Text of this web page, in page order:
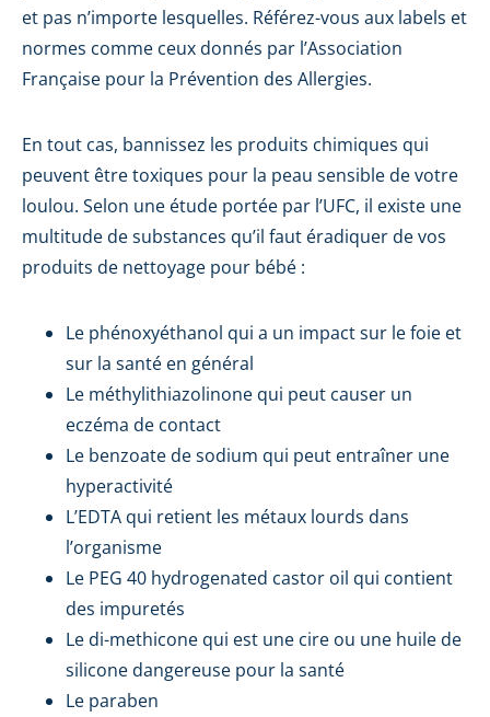
et pas n’importe lesquelles. Référez-vous aux labels et
normes comme ceux donnés par l’Association
Française pour la Prévention des Allergies.
En tout cas, bannissez les produits chimiques qui
peuvent être toxiques pour la peau sensible de votre
loulou. Selon une étude portée par l’UFC, il existe une
multitude de substances qu’il faut éradiquer de vos
produits de nettoyage pour bébé :
Le phénoxyéthanol qui a un impact sur le foie et
sur la santé en général
Le méthylithiazolinone qui peut causer un
eczéma de contact
Le benzoate de sodium qui peut entraîner une
hyperactivité
L’EDTA qui retient les métaux lourds dans
l’organisme
Le PEG 40 hydrogenated castor oil qui contient
des impuretés
Le di-methicone qui est une cire ou une huile de
silicone dangereuse pour la santé
Le paraben